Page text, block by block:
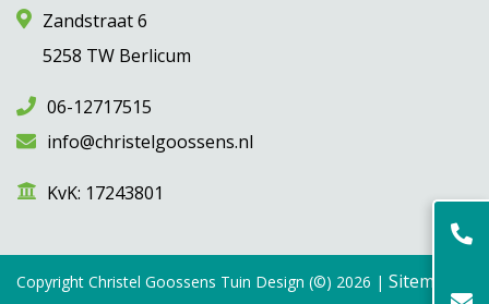
Zandstraat 6
5258 TW Berlicum
06-12717515
info@christelgoossens.nl
KvK: 17243801
Copyright Christel Goossens Tuin Design (©) 2026 | Sitemap